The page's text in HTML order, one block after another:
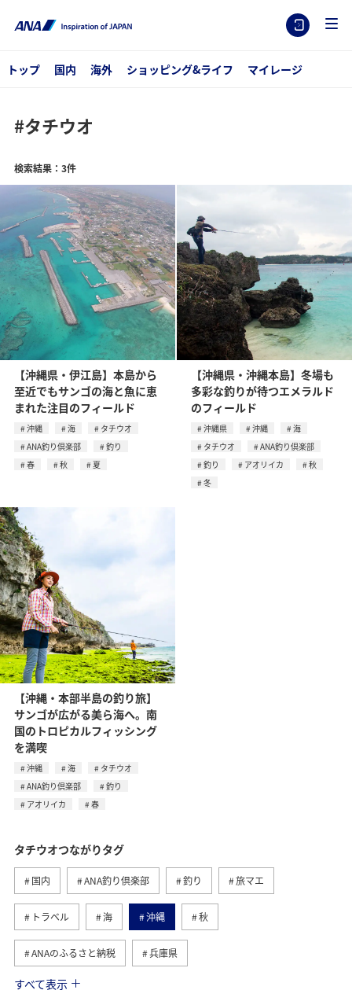
トップ 国内 海外 ショッピング&ライフ マイレージ
#タチウオ
検索結果：3件
【沖縄県・伊江島】本島から
至近でもサンゴの海と魚に恵
まれた注目のフィールド
沖縄 海
タチウオ
ANA釣り倶楽部
釣り
春
秋 夏
【沖縄県・沖縄本島】冬場も
多彩な釣りが待つエメラルド
のフィールド
沖縄県 沖縄
海
タチウオ
ANA釣り倶楽部
釣り
アオリイカ
秋
冬
【沖縄・本部半島の釣り旅】
サンゴが広がる美ら海へ。南
国のトロピカルフィッシング
を満喫
沖縄 海
タチウオ
ANA釣り倶楽部
釣り
アオリイカ
春
タチウオつながりタグ
国内 ANA釣り倶楽部 釣り 旅マエ
トラベル 海 沖縄 秋
ANAのふるさと納税 兵庫県
すべて表示